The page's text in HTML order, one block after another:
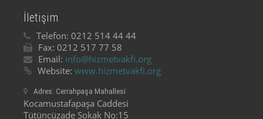
İletişim
Telefon: 0212 514 44 44
Fax: 0212 517 77 58
Email: info@hizmetvakfi.org
Website: www.hizmetvakfi.org
Adres: Cerrahpaşa Mahallesi
Kocamustafapaşa Caddesi
Tütüncüzade Sokak No:15